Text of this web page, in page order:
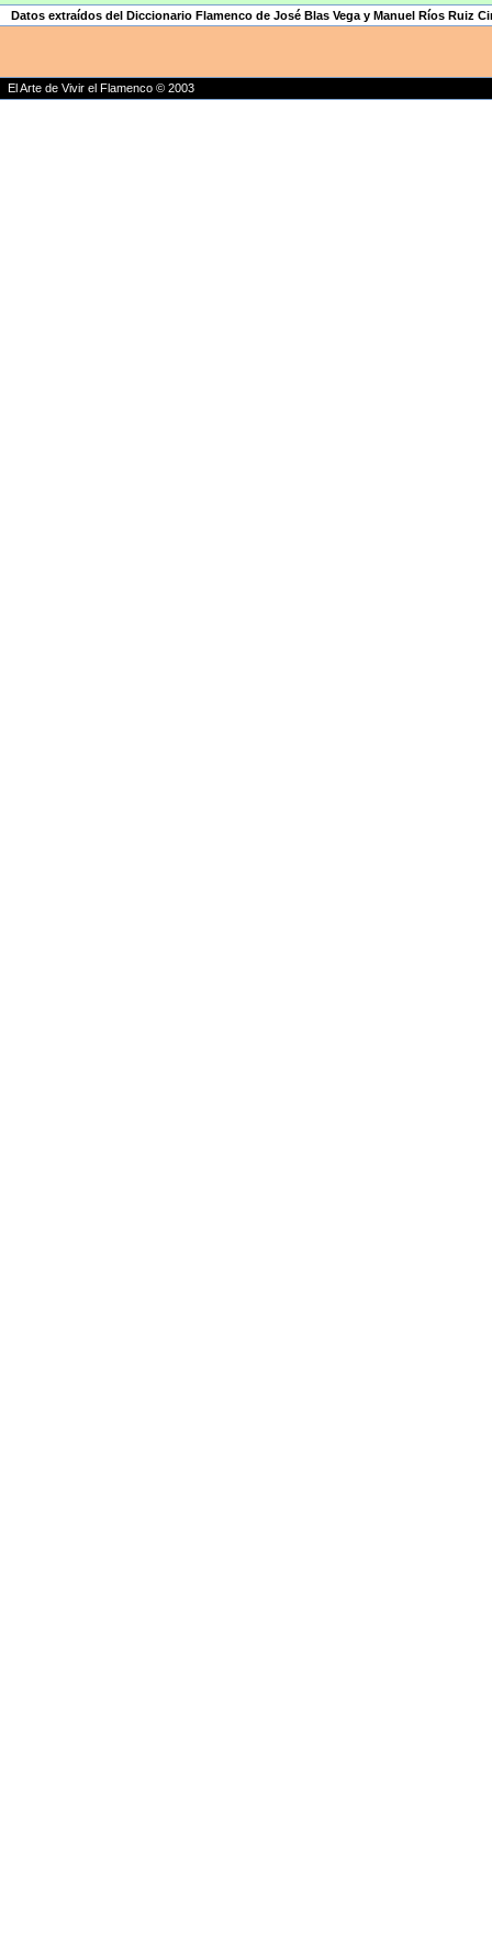
Datos extraídos del Diccionario Flamenco de José Blas Vega y Manuel Ríos Ruiz
El Arte de Vivir el Flamenco © 2003